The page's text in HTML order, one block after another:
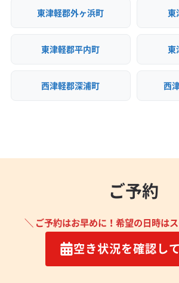
東津軽郡外ヶ浜町 東
東津軽郡平内町 東
西津軽郡深浦町 西
ご予約
＼ ご予約はお早めに！希望の日時は
空き状況を確認し